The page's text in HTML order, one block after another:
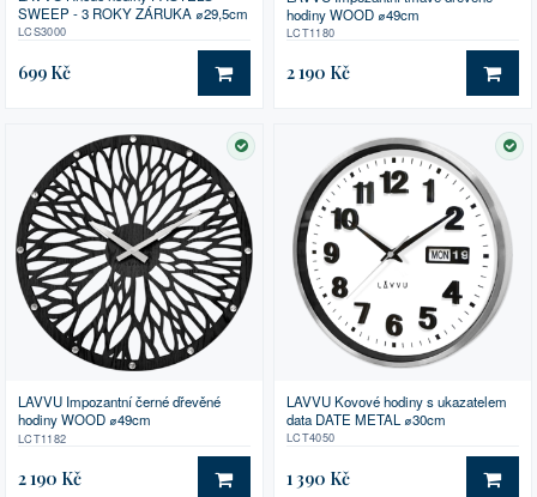
SWEEP - 3 ROKY ZÁRUKA ⌀29,5cm
LCS3000
699 Kč DO KOŠÍKU
hodiny WOOD ⌀49cm
LCT1180
2 190 Kč DO
SKLADEM
LAVVU Impozantní černé dřevěné
hodiny WOOD ⌀49cm
LCT1182
2 190 Kč DO KOŠÍKU
LAVVU Kovové hodiny s ukazatelem
data DATE METAL ⌀30cm
LCT4050
1 390 Kč DO